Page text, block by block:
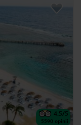
4.5/5
5590 opinii